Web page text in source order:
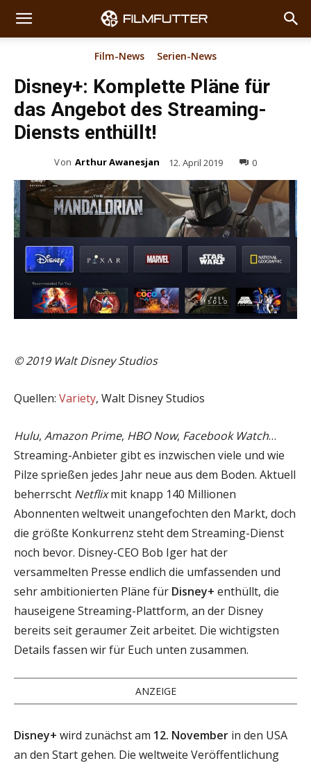
Film-News Serien-News
Disney+: Komplette Pläne für
das Angebot des Streaming-
Diensts enthüllt!
Von Arthur Awanesjan 12. April 2019 0
© 2019 Walt Disney Studios
Quellen: Variety, Walt Disney Studios
Hulu, Amazon Prime, HBO Now, Facebook Watch…
Streaming-Anbieter gibt es inzwischen viele und wie
Pilze sprießen jedes Jahr neue aus dem Boden. Aktuell
beherrscht Netflixmit knapp 140 Millionen
Abonnenten weltweit unangefochten den Markt, doch
die größte Konkurrenz steht dem Streaming-Dienst
noch bevor. Disney-CEO Bob Iger hat der
versammelten Presse endlich die umfassenden und
sehr ambitionierten Pläne für Disney+ enthüllt, die
hauseigene Streaming-Plattform, an der Disney
bereits seit geraumer Zeit arbeitet. Die wichtigsten
Details fassen wir für Euch unten zusammen.
ANZEIGE
Disney+ wird zunächst am 12. November in den USA
an den Start gehen. Die weltweite Veröffentlichung